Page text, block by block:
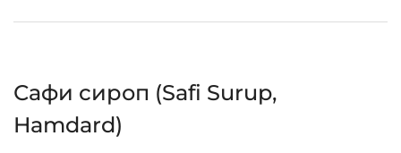
Сафи сироп (Safi Surup,
Hamdard)